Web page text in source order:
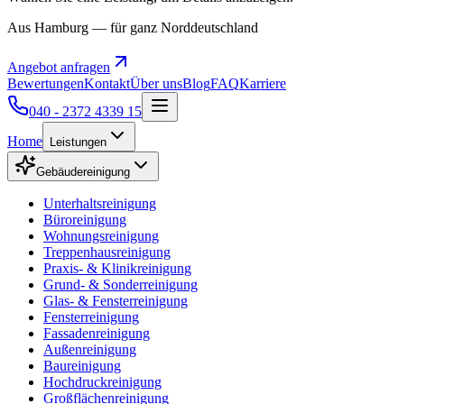
Aus Hamburg — für ganz Norddeutschland
Angebot anfragen
BewertungenKontaktÜber unsBlogFAQKarriere
040 - 2372 4339 15
Home
Leistungen
Gebäudereinigung
Unterhaltsreinigung
Büroreinigung
Wohnungsreinigung
Treppenhausreinigung
Praxis- & Klinikreinigung
Grund- & Sonderreinigung
Glas- & Fensterreinigung
Fensterreinigung
Fassadenreinigung
Außenreinigung
Baureinigung
Hochdruckreinigung
Großflächenreinigung